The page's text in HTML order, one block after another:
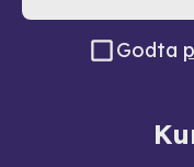
Godta